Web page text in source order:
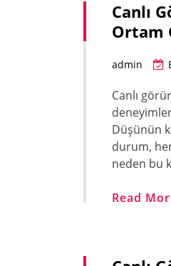
Canlı
Ortam
admin
Canlı
Düşünün
durum,
neden bu
Read